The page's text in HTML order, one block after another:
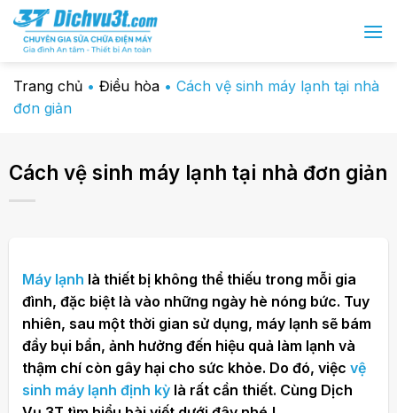
Chuyển
đến
dung
Trang chủ • Điều hòa • Cách vệ sinh máy lạnh tại nhà
đơn giản
Cách vệ sinh máy lạnh tại nhà đơn giản
Máy lạnh là thiết bị không thể thiếu trong mỗi gia
đình, đặc biệt là vào những ngày hè nóng bức. Tuy
nhiên, sau một thời gian sử dụng, máy lạnh sẽ bám
đầy bụi bẩn, ảnh hưởng đến hiệu quả làm lạnh và
thậm chí còn gây hại cho sức khỏe. Do đó, việc vệ
sinh máy lạnh định kỳlà rất cần thiết. Cùng Dịch